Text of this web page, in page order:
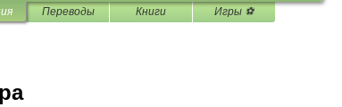
Переводы Книги Игры ⚽